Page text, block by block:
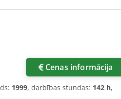
Cenas informācija
1999, darbības stundas: 142 h,